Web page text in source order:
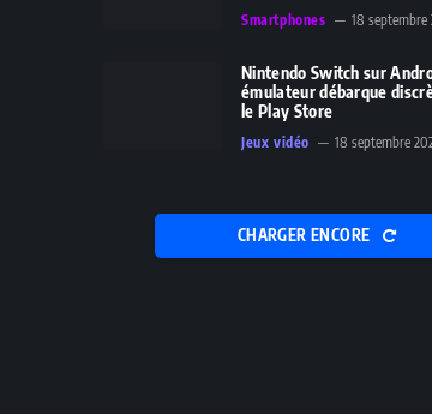
Smartphones 18 septembre
Nintendo Switch sur
émulateur débarque
le Play Store
Jeux vidéo 18 septembre
CHARGER ENCORE